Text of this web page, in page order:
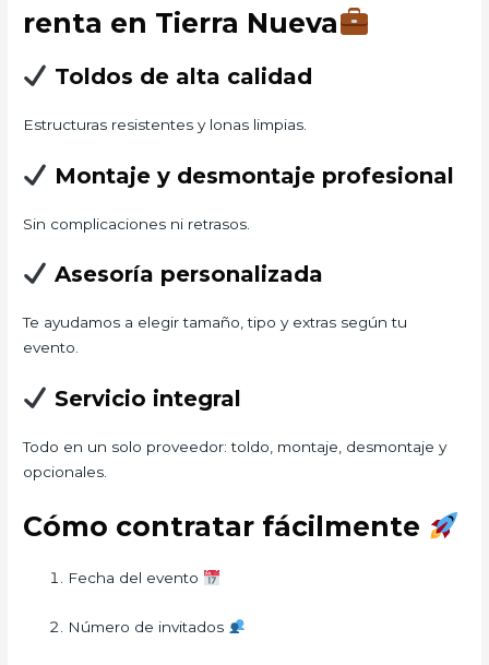
renta en Tierra Nueva
Toldos de alta calidad
Estructuras resistentes y lonas limpias.
Montaje y desmontaje profesional
Sin complicaciones ni retrasos.
Asesoría personalizada
Te ayudamos a elegir tamaño, tipo y extras según tu
evento.
Servicio integral
Todo en un solo proveedor: toldo, montaje, desmontaje y
opcionales.
Cómo contratar fácilmente
Fecha del evento
Número de invitados